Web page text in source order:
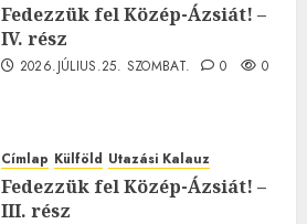
Fedezzük fel Közép-Ázsiát! –
IV. rész
2026.JÚLIUS.25. SZOMBAT. 0 0
Címlap Külföld Utazási Kalauz
Fedezzük fel Közép-Ázsiát! –
III. rész